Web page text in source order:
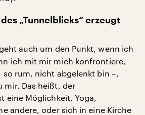
„Tunnelblicks“ erzeugt
auch um den Punkt, wenn ich
ich mit mir mich konfrontiere,
so rum, nicht abgelenkt bin –,
mir. Das heißt, der
eine Möglichkeit, Yoga,
andere, oder sich in eine Kirche